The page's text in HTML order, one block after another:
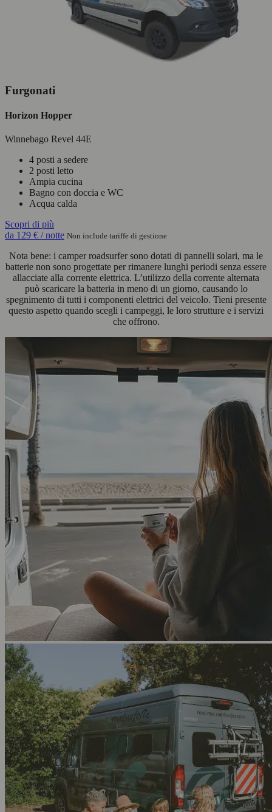
Furgonati
Horizon Hopper
Winnebago Revel 44E
4 posti a sedere
2 posti letto
Ampia cucina
Bagno con doccia e WC
Acqua calda
Scopri di più
da 129 € / notte Non include tariffe di gestione
Nota bene: i camper roadsurfer sono dotati di pannelli solari, ma le
batterie non sono progettate per rimanere lunghi periodi senza essere
allacciate alla corrente elettrica. L’utilizzo della corrente alternata
può scaricare la batteria in meno di un giorno, causando lo
spegnimento di tutti i componenti elettrici del veicolo. Tieni presente
questo aspetto quando scegli i campeggi, le loro strutture e i servizi
che offrono.